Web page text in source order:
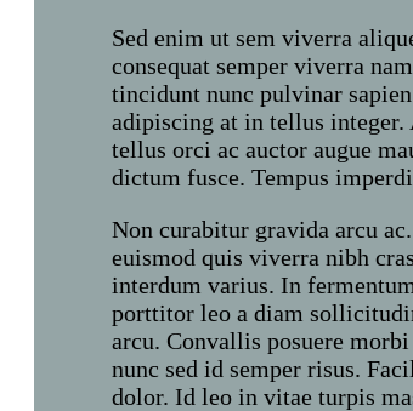
Sed enim ut sem viverra
consequat semper viverra
tincidunt nunc pulvinar
adipiscing at in tellus integer.
tellus orci ac auctor augue
dictum fusce. Tempus
Non curabitur gravida arcu
euismod quis viverra nibh
interdum varius. In
porttitor leo a diam
arcu. Convallis posuere
nunc sed id semper risus.
dolor. Id leo in vitae turpis